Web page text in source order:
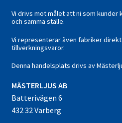
Vi drivs mot målet att ni som kunder
och samma ställe.
Vi representerar även fabriker
tillverkningsvaror.
Denna handelsplats drivs av
MÄSTERLJUS AB
Batterivägen 6
432 32 Varberg